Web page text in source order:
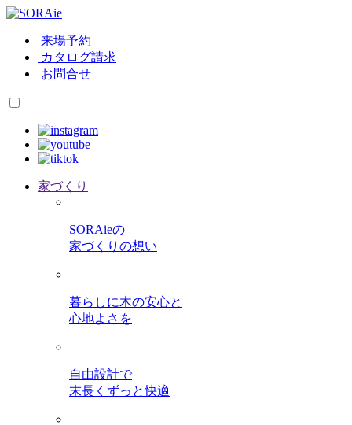
来場予約
カタログ請求
お問合せ
家づくり
SORAieの
家づくりの想い
暮らしに木の安心と
心地よさを
自由設計で
末長くずっと快適